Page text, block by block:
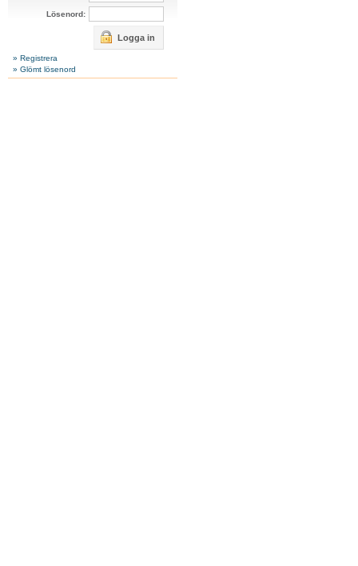
Lösenord:
Logga in
» Registrera
» Glömt lösenord